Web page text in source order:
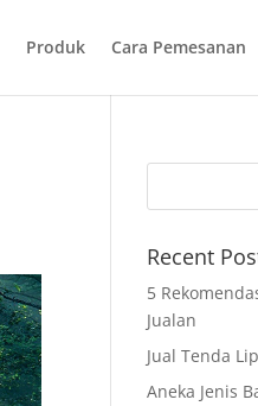
Produk Cara Pemesanan
Recent
5
Jualan
Jual Tenda
Aneka Jenis